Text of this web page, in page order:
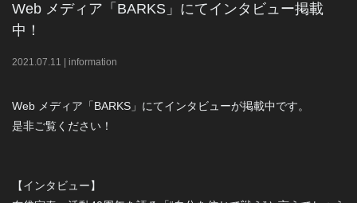
Web メディア「BARKS」にてインタビュー掲載
中！
2021.07.11 information
Web メディア「BARKS」にてインタビューが掲載中です。
是非ご覧ください！
【インタビュー】